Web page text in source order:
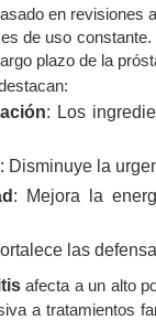
en revisiones
de uso
plazo de la
: Los
: Disminuye la
: Mejora la
las
afecta a un alto
a tratamientos